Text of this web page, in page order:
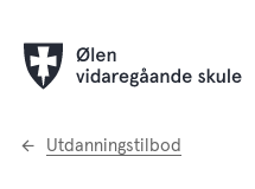
Du
Utdanningstilbod